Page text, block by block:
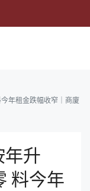
年租金跌幅收窄｜商廈
年升
料今年